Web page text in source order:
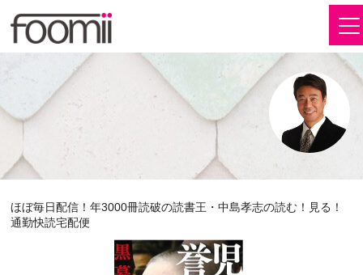
ほぼ毎日配信！年3000冊読破の読書王・中島孝志の読む！見る！
通勤快読宅配便